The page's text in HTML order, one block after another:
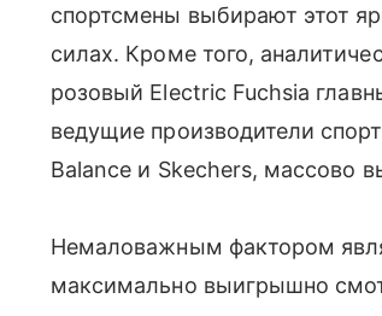
спортсмены выбирают этот
силах. Кроме того,
розовый Electric Fuchsia
ведущие производители
Balance и Skechers, массово
Немаловажным фактором
максимально выигрышно